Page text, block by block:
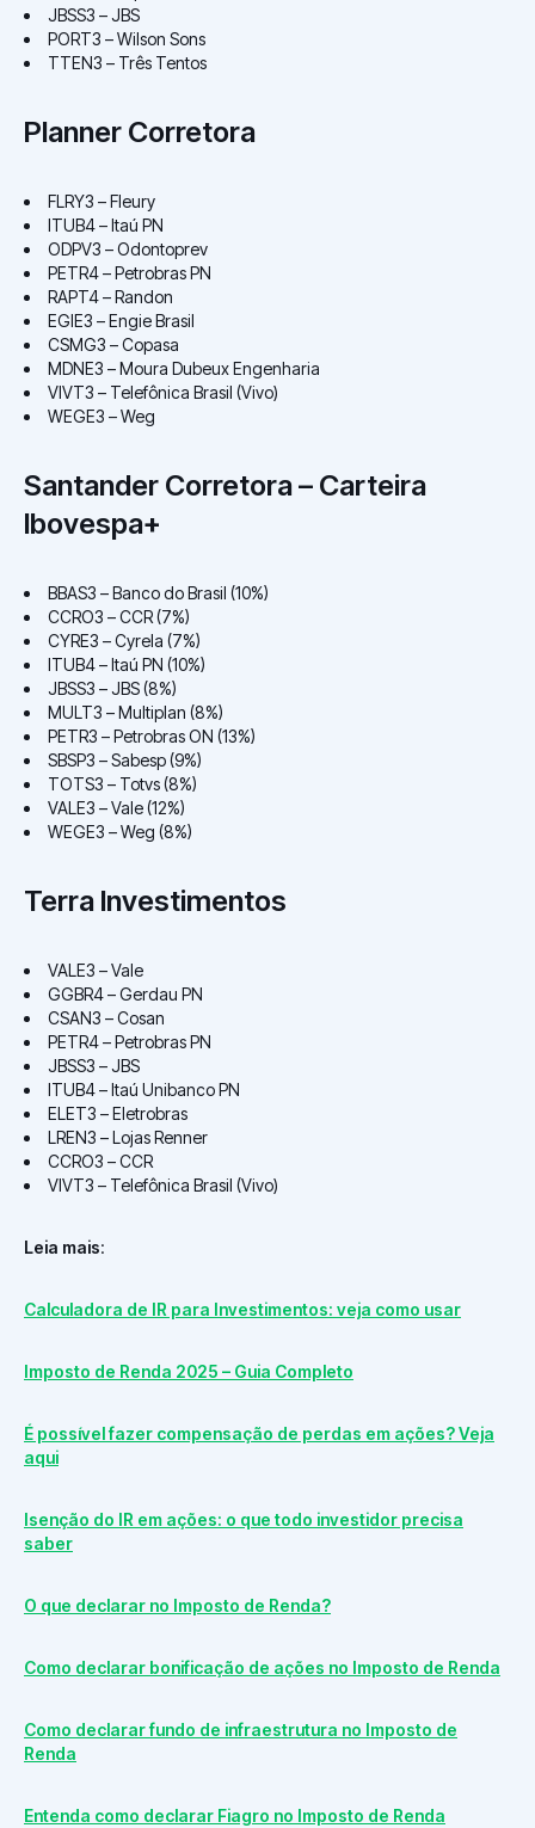
JBSS3 – JBS
PORT3 – Wilson Sons
TTEN3 – Três Tentos
Planner Corretora
FLRY3 – Fleury
ITUB4 – Itaú PN
ODPV3 – Odontoprev
PETR4 – Petrobras PN
RAPT4 – Randon
EGIE3 – Engie Brasil
CSMG3 – Copasa
MDNE3 – Moura Dubeux Engenharia
VIVT3 – Telefônica Brasil (Vivo)
WEGE3 – Weg
Santander Corretora – Carteira
Ibovespa+
BBAS3 – Banco do Brasil (10%)
CCRO3 – CCR (7%)
CYRE3 – Cyrela (7%)
ITUB4 – Itaú PN (10%)
JBSS3 – JBS (8%)
MULT3 – Multiplan (8%)
PETR3 – Petrobras ON (13%)
SBSP3 – Sabesp (9%)
TOTS3 – Totvs (8%)
VALE3 – Vale (12%)
WEGE3 – Weg (8%)
Terra Investimentos
VALE3 – Vale
GGBR4 – Gerdau PN
CSAN3 – Cosan
PETR4 – Petrobras PN
JBSS3 – JBS
ITUB4 – Itaú Unibanco PN
ELET3 – Eletrobras
LREN3 – Lojas Renner
CCRO3 – CCR
VIVT3 – Telefônica Brasil (Vivo)
Leia mais:
Calculadora de IR para Investimentos: veja como usar
Imposto de Renda 2025 – Guia Completo
É possível fazer compensação de perdas em ações? Veja
aqui
Isenção do IR em ações: o que todo investidor precisa
saber
O que declarar no Imposto de Renda?
Como declarar bonificação de ações no Imposto de Renda
Como declarar fundo de infraestrutura no Imposto de
Renda
Entenda como declarar Fiagro no Imposto de Renda